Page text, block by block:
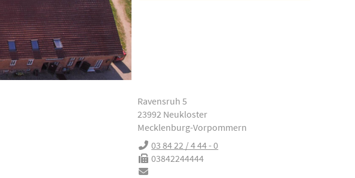
Ravensruh 5
23992 Neukloster
Mecklenburg-Vorpommern
03 84 22 / 4 44 - 0
03842244444